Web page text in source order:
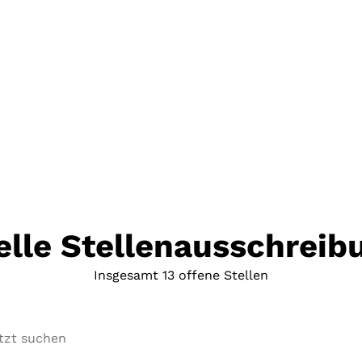
Insgesamt 13 offene Stellen